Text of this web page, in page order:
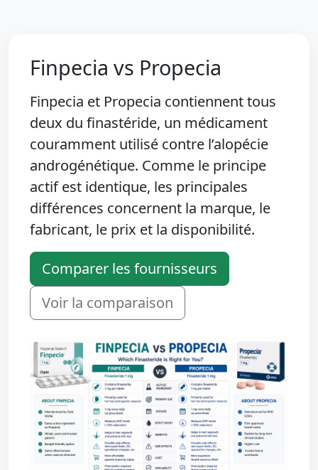
Finpecia vs Propecia
Finpecia et Propecia contiennent tous
deux du finastéride, un médicament
couramment utilisé contre l’alopécie
androgénétique. Comme le principe
actif est identique, les principales
différences concernent la marque, le
fabricant, le prix et la disponibilité.
Comparer les fournisseurs
Voir la comparaison